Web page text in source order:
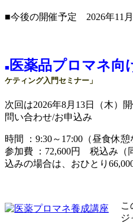
■今後の開催予定 2026年11月
■ 医薬品プロマネ向
ケティング入門セミナー」
次回は2026年8月13日（木）
問い合わせ/お申込み
時間 ：9:30～17:00（昼食休憩
参加費 ：72,600円 税込み（
込みの場合は、おひとり
こ
ジ